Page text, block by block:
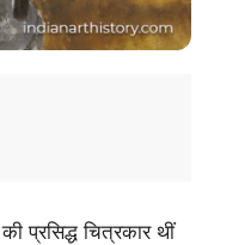
प्रसिद्ध चित्रकार थीं